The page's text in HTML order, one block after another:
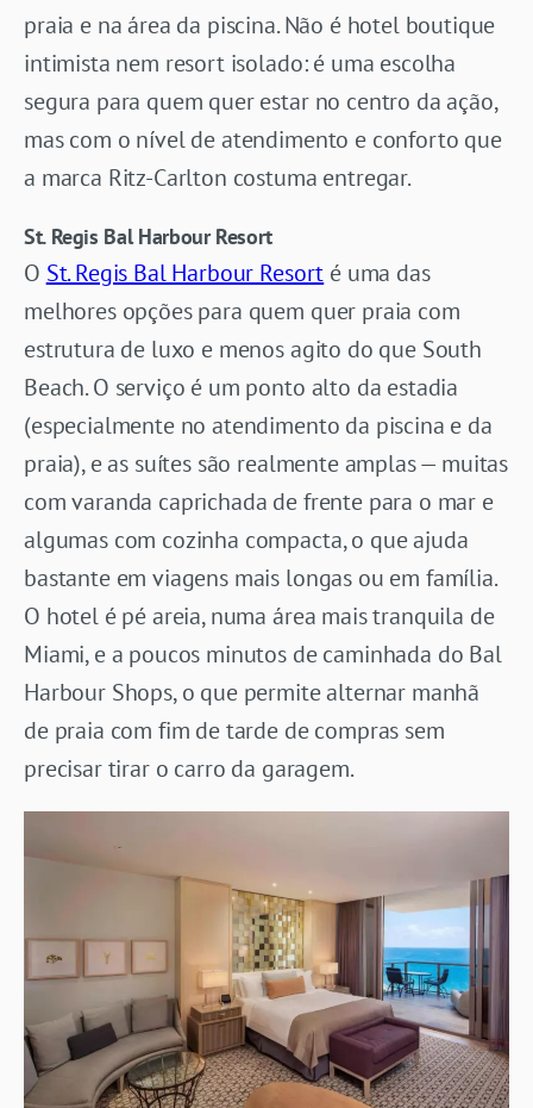
praia e na área da piscina. Não é hotel boutique
intimista nem resort isolado: é uma escolha
segura para quem quer estar no centro da ação,
mas com o nível de atendimento e conforto que
a marca Ritz-Carlton costuma entregar.
St. Regis Bal Harbour Resort
O St. Regis Bal Harbour Resort é uma das
melhores opções para quem quer praia com
estrutura de luxo e menos agito do que South
Beach. O serviço é um ponto alto da estadia
(especialmente no atendimento da piscina e da
praia), e as suítes são realmente amplas — muitas
com varanda caprichada de frente para o mar e
algumas com cozinha compacta, o que ajuda
bastante em viagens mais longas ou em família.
O hotel é pé areia, numa área mais tranquila de
Miami, e a poucos minutos de caminhada do Bal
Harbour Shops, o que permite alternar manhã
de praia com fim de tarde de compras sem
precisar tirar o carro da garagem.